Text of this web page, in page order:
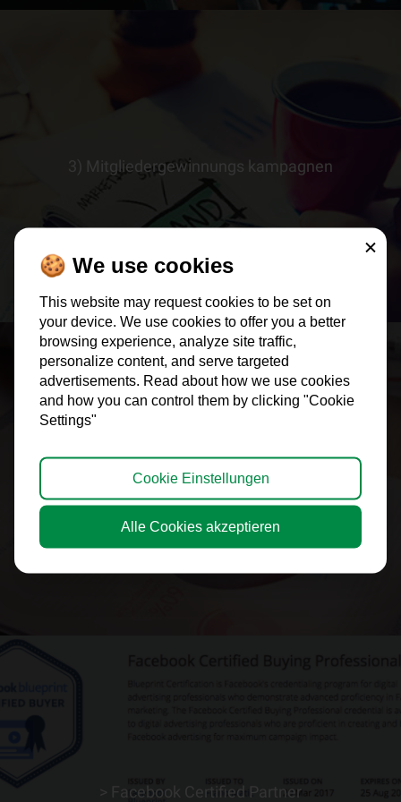
3) Mitgliedergewinnungs kampagnen
> ERFAHRE MEHR
> Kostenloser Scan
> ERFAHRE MEHR
> Facebook Certified Partner
> ERFAHRE MEHR
🍪 We use cookies
This website may request cookies to be set on
your device. We use cookies to offer you a better
browsing experience, analyze site traffic,
personalize content, and serve targeted
advertisements. Read about how we use cookies
and how you can control them by clicking "Cookie
Settings"
Cookie Einstellungen
Alle Cookies akzeptieren